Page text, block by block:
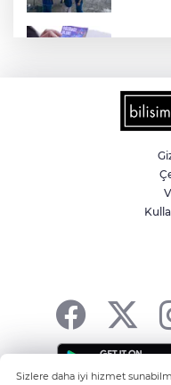
İçişleri
milyon
Sizlere daha iyi hizmet